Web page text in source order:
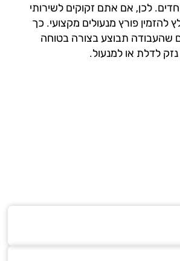
לכן, אם אתם זקוקים לשירותי
פורץ מנעולים מקצועי. כך
תבוצע בצורה בטוחה
או למנעול.